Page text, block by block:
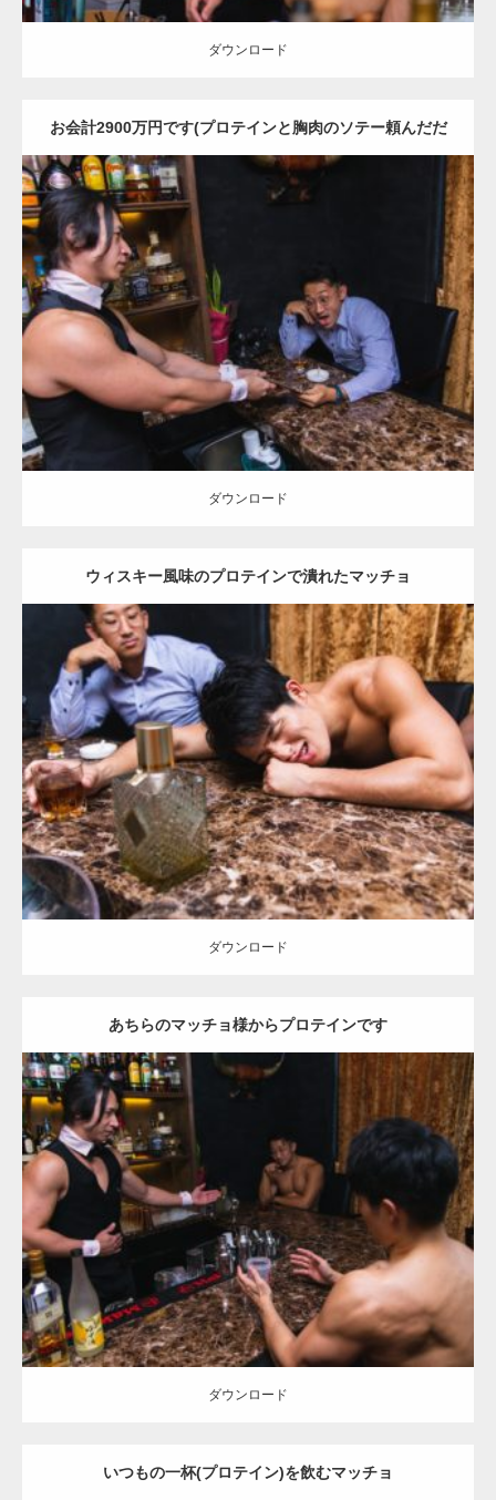
ダウンロード
お会計2900万円です(プロテインと胸肉のソテー頼んだだ
Update:
Category: バーのマッチョ
ダウンロード
ダウンロード
ウィスキー風味のプロテインで潰れたマッチョ
Update: 2023.09.6
Category: バーのマッチョ オレンジの人 外資系筋肉
ダウンロード
ダウンロード
あちらのマッチョ様からプロテインです
2023.02.6
Category: バーのマッチョ
ダウンロード
ダウンロード
いつもの一杯(プロテイン)を飲むマッチョ